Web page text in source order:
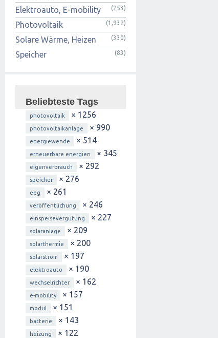
Elektroauto, E-mobility (253)
Photovoltaik (1,932)
Solare Wärme, Heizen (330)
Speicher (83)
Beliebteste Tags
photovoltaik × 1256
photovoltaikanlage × 990
energiewende × 514
erneuerbare energien × 345
eigenverbrauch × 292
speicher × 276
eeg × 261
veröffentlichung × 246
einspeisevergütung × 227
solaranlage × 209
solarthermie × 200
solarstrom × 197
elektroauto × 190
wechselrichter × 162
e-mobility × 157
modul × 151
batterie × 143
heizung × 122